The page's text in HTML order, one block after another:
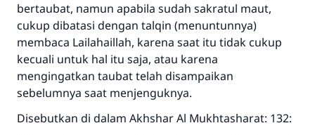
bertaubat, namun apabila sudah sakratul maut,
cukup dibatasi dengan talqin (menuntunnya)
membaca Lailahaillah, karena saat itu tidak cukup
kecuali untuk hal itu saja, atau karena
mengingatkan taubat telah disampaikan
sebelumnya saat menjenguknya.
Disebutkan di dalam Akhshar Al Mukhtasharat: 132:
Bantu kami dalam memberikan jawaban untuk umat
Rasulullah ﷺ bersabda
"Siapa yang menunjukkan suatu kebaikan,
meka dia akan mendapatkan pahala yang
sama dengan orang yang melakukannya"